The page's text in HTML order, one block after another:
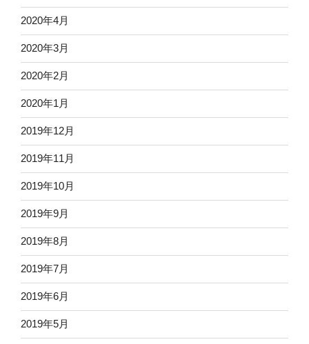
2020年4月
2020年3月
2020年2月
2020年1月
2019年12月
2019年11月
2019年10月
2019年9月
2019年8月
2019年7月
2019年6月
2019年5月